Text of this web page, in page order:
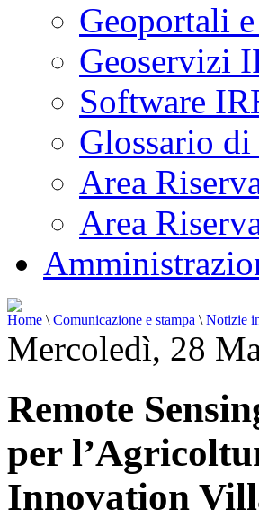
Geoportali
Geoservizi
Software
Glossario
Area
Area
Home \ Comunicazione e stampa \ Notizie
Mercoledì, 28
Remote
per
Innovation